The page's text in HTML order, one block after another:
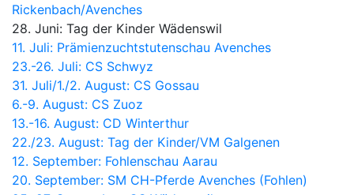
Rickenbach/Avenches
28. Juni: Tag der Kinder Wädenswil
11. Juli: Prämienzuchtstutenschau Avenches
23.-26. Juli: CS Schwyz
31. Juli/1./2. August: CS Gossau
6.-9. August: CS Zuoz
13.-16. August: CD Winterthur
22./23. August: Tag der Kinder/VM Galgenen
12. September: Fohlenschau Aarau
20. September: SM CH-Pferde Avenches (Fohlen)